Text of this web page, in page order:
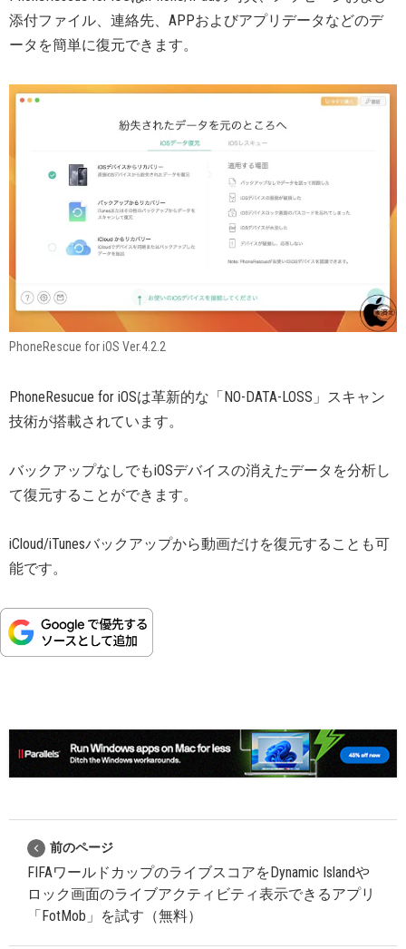
添付ファイル、連絡先、APPおよびアプリデータなどのデ
ータを簡単に復元できます。
PhoneRescue for iOS Ver.4.2.2
PhoneResucue for iOSは革新的な「NO-DATA-LOSS」スキャン
技術が搭載されています。
バックアップなしでもiOSデバイスの消えたデータを分析し
て復元することができます。
iCloud/iTunesバックアップから動画だけを復元することも可
能です。
前のページ
FIFAワールドカップのライブスコアをDynamic Islandや
ロック画面のライブアクティビティ表示できるアプリ
「FotMob」を試す（無料）